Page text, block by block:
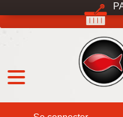
MENU
Qui